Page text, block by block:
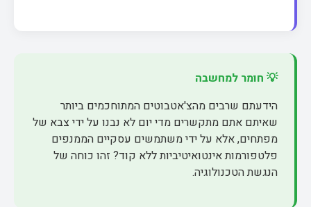
💡 חומר למחשבה
הידעתם שרבים מהצ'אטבוטים המתוחכמים ביותר
שאיתם אתם מתקשרים מדי יום לא נבנו על ידי צבא של
מפתחים, אלא על ידי משתמשים עסקיים הממנפים
פלטפורמות אינטואיטיביות ללא קוד? זהו כוחה של
הנגשת הטכנולוגיה.